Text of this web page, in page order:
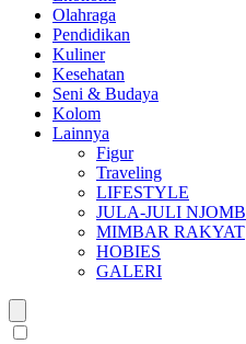
Olahraga
Pendidikan
Kuliner
Kesehatan
Seni & Budaya
Kolom
Lainnya
Figur
Traveling
LIFESTYLE
JULA-JULI
MIMBAR RAKYAT
HOBIES
GALERI